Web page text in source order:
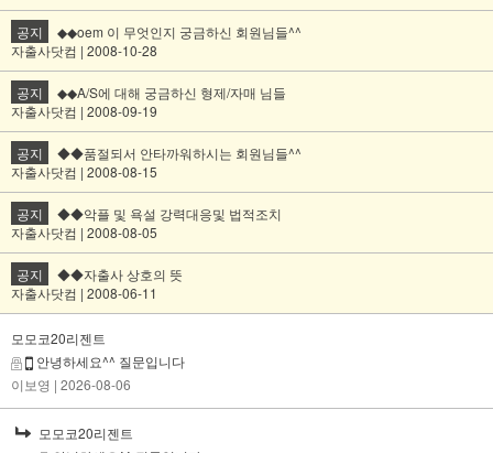
공지
◆◆oem 이 무엇인지 궁금하신 회원님들^^
자출사닷컴 | 2008-10-28
공지
◆◆A/S에 대해 궁금하신 형제/자매 님들
자출사닷컴 | 2008-09-19
공지
◆◆품절되서 안타까워하시는 회원님들^^
자출사닷컴 | 2008-08-15
공지
◆◆악플 및 욕설 강력대응및 법적조치
자출사닷컴 | 2008-08-05
공지
◆◆자출사 상호의 뜻
자출사닷컴 | 2008-06-11
모모코20리젠트
안녕하세요^^ 질문입니다
이보영 | 2026-08-06
모모코20리젠트